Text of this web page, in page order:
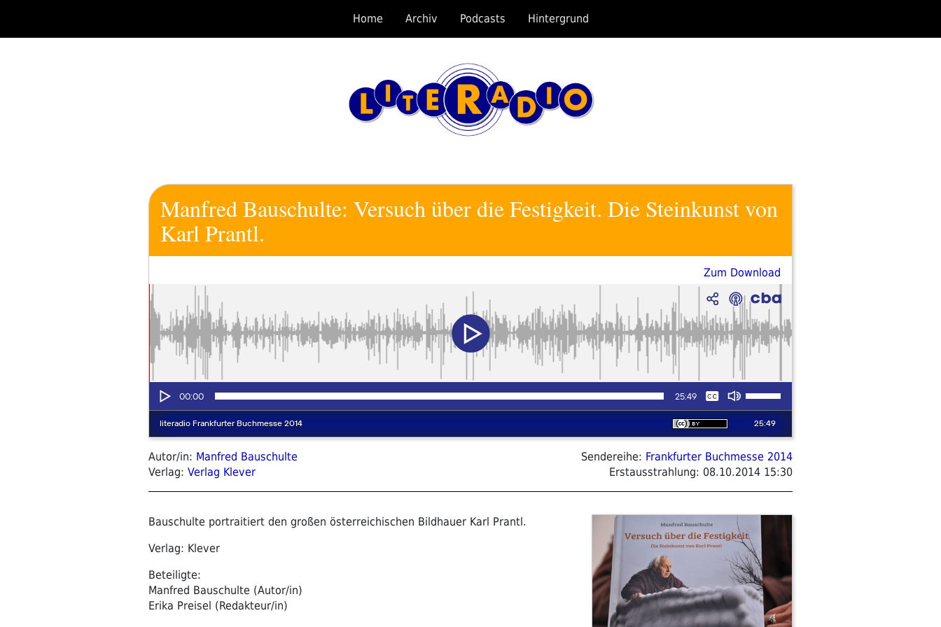
springen
Home Archiv Podcasts Hintergrund
Manfred Bauschulte: Versuch über die Festigkeit. Die Steinkunst von
Karl Prantl.
Zum Download
Autor/in: Manfred Bauschulte
Verlag: Verlag Klever
Sendereihe: Frankfurter Buchmesse 2014
Erstausstrahlung: 08.10.2014 15:30
Bauschulte portraitiert den großen österreichischen Bildhauer Karl Prantl.
Verlag: Klever
Beteiligte:
Manfred Bauschulte (Autor/in)
Erika Preisel (Redakteur/in)